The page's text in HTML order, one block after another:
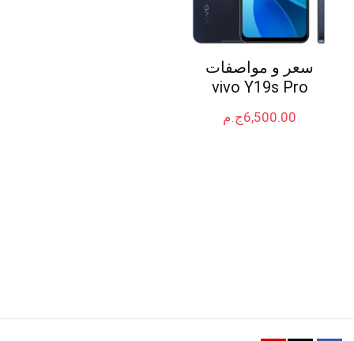
سعر و مواصفات
vivo Y19s Pro
ج.م6,500.00